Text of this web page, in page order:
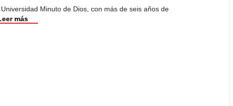
Minuto de Dios, con más de seis años de
más